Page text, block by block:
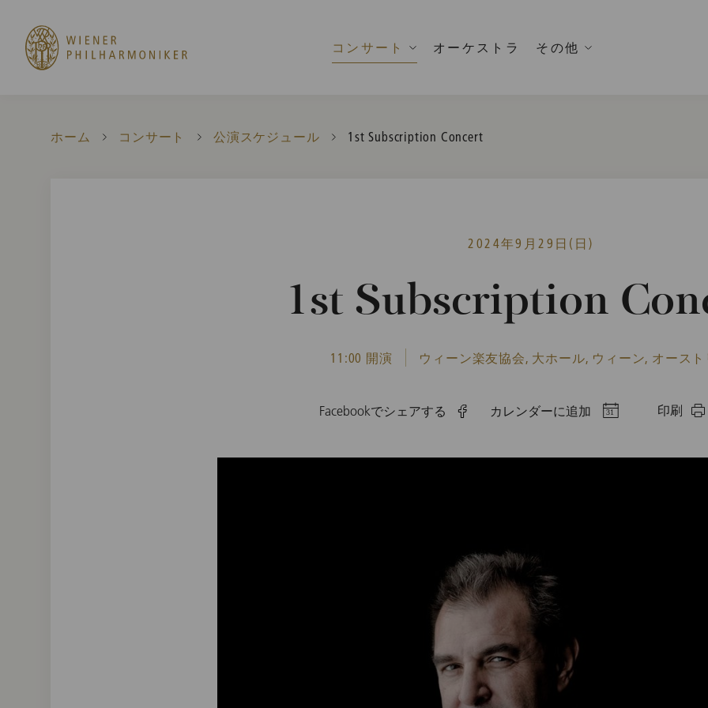
コンサート オーケストラ その他
ホーム コンサート 公演スケジュール Current:
1st Subscription Concert
2024年9月29日(日)
1st Subscription
11:00 開演 ウィーン楽友協会, 大ホール, ウィーン, オース
Facebookでシェアする カレンダーに追加 印刷